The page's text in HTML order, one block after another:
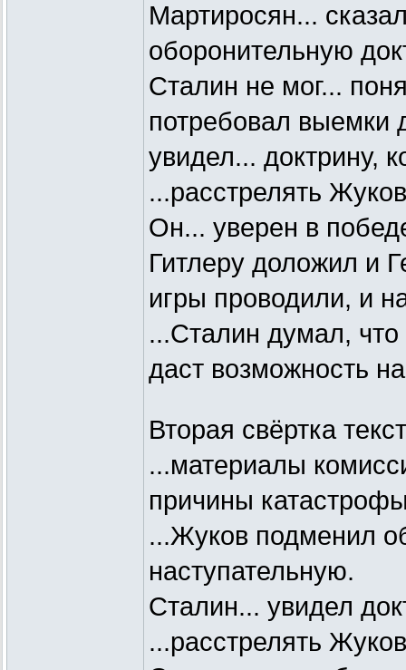
Мартиросян...
оборонительную
Сталин не мог...
потребовал выемки
увидел... доктрину,
...расстрелять
Он... уверен в
Гитлеру доложил и
игры проводили, и
...Сталин думал,
даст возможность
Вторая свёртка
...материалы
причины
...Жуков подменил
наступательную.
Сталин... увидел
...расстрелять